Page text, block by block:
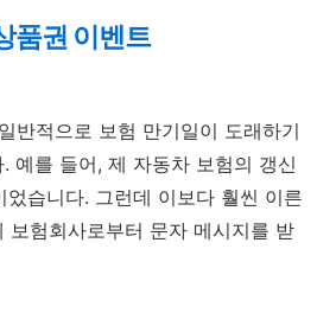
품권 이벤트
반적으로 보험 만기일이 도래하기
예를 들어, 제 자동차 보험의 갱신
습니다. 그런데 이보다 훨씬 이른
보험회사로부터 문자 메시지를 받